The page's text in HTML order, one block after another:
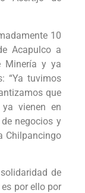
10
Acapulco a
Minería y ya
“Ya tuvimos
que
vienen en
negocios y
Chilpancingo
de
por ello por